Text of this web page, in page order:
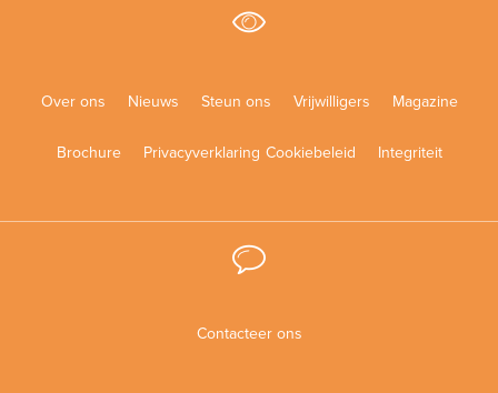
Over ons Nieuws Steun ons Vrijwilligers Magazine
Brochure Privacyverklaring Cookiebeleid Integriteit
Contacteer ons